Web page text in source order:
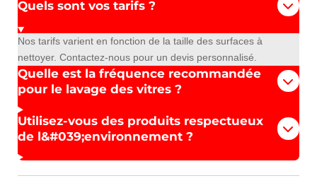
Quels sont vos tarifs ?
Nos tarifs varient en fonction de la taille des surfaces à
nettoyer. Contactez-nous pour un devis personnalisé.
Quelle est la fréquence recommandée
pour le lavage des vitres ?
Utilisez-vous des produits respectueux
de l&#039;environnement ?